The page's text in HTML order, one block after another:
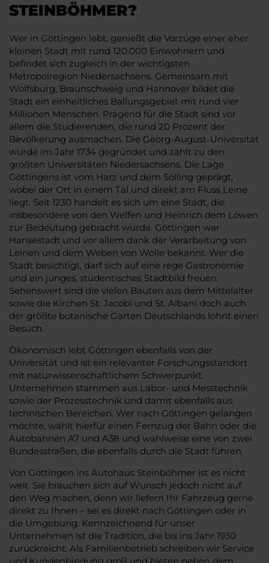
STEINBÖHMER?
Wer in Göttingen lebt, genießt die Vorzüge einer eher
kleinen Stadt mit rund 120.000 Einwohnern und
befindet sich zugleich in der wichtigsten
Metropolregion Niedersachsens. Gemeinsam mit
Wolfsburg, Braunschweig und Hannover bildet die
Stadt ein einheitliches Ballungsgebiet mit rund vier
Millionen Menschen. Prägend für die Stadt sind vor
allem die Studierenden, die rund 20 Prozent der
Bevölkerung ausmachen. Die Georg-August-Universität
wurde im Jahr 1734 gegründet und zählt zu den
größten Universitäten Niedersachsens. Die Lage
Göttingens ist vom Harz und dem Solling geprägt,
wobei der Ort in einem Tal und direkt am Fluss Leine
liegt. Seit 1230 handelt es sich um eine Stadt, die
insbesondere von den Welfen und Heinrich dem Löwen
zur Bedeutung gebracht wurde. Göttingen war
Hansestadt und vor allem dank der Verarbeitung von
Leinen und dem Weben von Wolle bekannt. Wer die
Stadt besichtigt, darf sich auf eine rege Gastronomie
und ein junges, studentisches Stadtbild freuen.
Sehenswert sind die vielen Bauten aus dem Mittelalter
sowie die Kirchen St. Jacobi und St. Albani doch auch
der größte botanische Garten Deutschlands lohnt einen
Besuch.
Ökonomisch lebt Göttingen ebenfalls von der
Universität und ist ein relevanter Forschungsstandort
mit naturwissenschaftlichem Schwerpunkt.
Unternehmen stammen aus Labor- und Messtechnik
sowie der Prozesstechnik und damit ebenfalls aus
technischen Bereichen. Wer nach Göttingen gelangen
möchte, wählt hierfür einen Fernzug der Bahn oder die
Autobahnen A7 und A38 und wahlweise eine von zwei
Bundesstraßen, die ebenfalls durch die Stadt führen.
Von Göttingen ins Autohaus Steinböhmer ist es nicht
weit. Sie brauchen sich auf Wunsch jedoch nicht auf
den Weg machen, denn wir liefern Ihr Fahrzeug gerne
direkt zu Ihnen – sei es direkt nach Göttingen oder in
die Umgebung. Kennzeichnend für unser
Unternehmen ist die Tradition, die bis ins Jahr 1930
zurückreicht. Als Familienbetrieb schreiben wir Service
und Kundenbindung groß und bieten neben dem